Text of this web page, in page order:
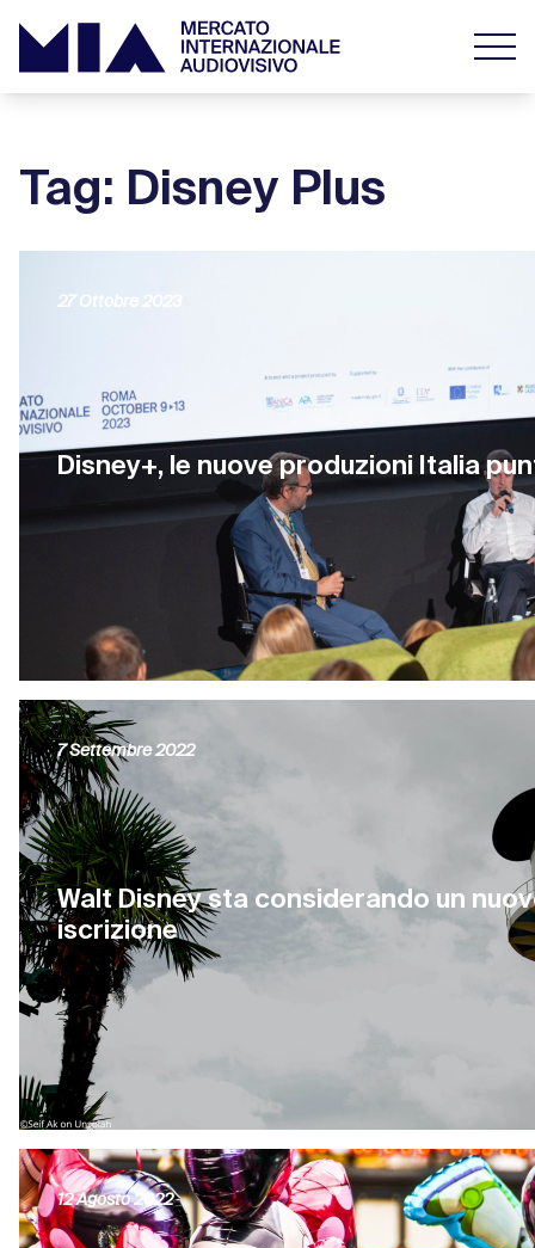
Tag: Disney Plus
Disney+, le nuove produzioni Italia
27 Ottobre 2023
Walt Disney sta considerando un
iscrizione
7 Settembre 2022
12 Agosto 2022